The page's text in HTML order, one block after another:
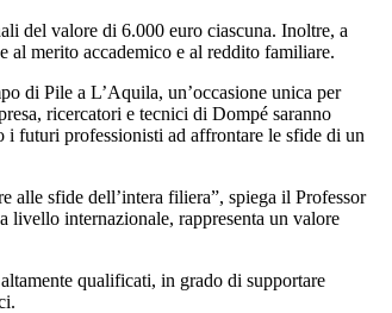
del valore di 6.000 euro ciascuna. Inoltre, a
al merito accademico e al reddito familiare.
di Pile a L’Aquila, un’occasione unica per
ricercatori e tecnici di Dompé saranno
futuri professionisti ad affrontare le sfide di un
alle sfide dell’intera filiera”, spiega il Professor
livello internazionale, rappresenta un valore
qualificati, in grado di supportare